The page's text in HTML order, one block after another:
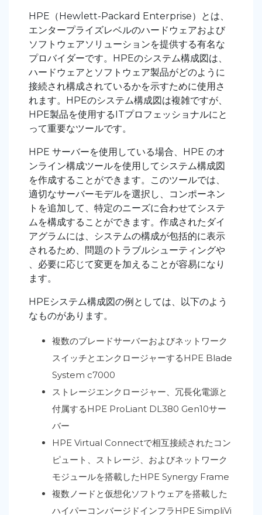
HPE（Hewlett-Packard Enterprise）とは、
エンタープライズレベルのハードウェアおよび
ソフトウェアソリューションを提供する有名な
プロバイダーです。HPEのシステム構成図は、
ハードウェアとソフトウェア製品がどのように
接続され構成されているかを示すために使用さ
れます。HPEのシステム構成図は複雑ですが、
HPE製品を使用するITプロフェッショナルにと
って重要なツールです。
HPE サーバーを使用している場合、HPE のオ
ンライン構成ツールを使用してシステム構成図
を作成することができます。このツールでは、
適切なサーバーモデルを選択し、コンポーネン
トを追加して、特定のニーズに合わせてシステ
ムを構成することができます。作成されたダイ
アグラムには、システムの構成が包括的に表示
されるため、問題のトラブルシューティングや
、必要に応じて変更を加えることが容易になり
ます。
HPEシステム構成図の例としては、以下のよう
なものがあります。
複数のブレードサーバーおよびネットワーク
スイッチとエンクロージャーするHPE Blade
System c7000
ストレージエンクロージャー、冗長化電源と
付属するHPE ProLiant DL380 Gen10サー
バー
HPE Virtual Connectで相互接続されたコン
ピュート、ストレージ、およびネットワーク
モジュールを搭載したHPE Synergy Frame
複数ノードと仮想化ソフトウェアを搭載した
ハイパーコンバージドインフラHPE SimpliVi